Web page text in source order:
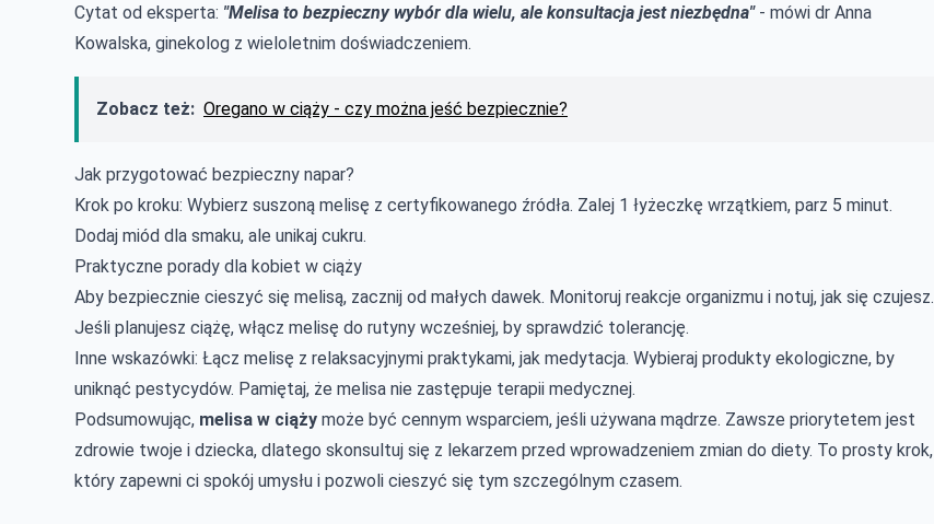
Cytat od eksperta: "Melisa to bezpieczny wybór dla wielu, ale konsultacja jest niezbędna"- mówi dr Anna
Kowalska, ginekolog z wieloletnim doświadczeniem.
Zobacz też: Oregano w ciąży - czy można jeść bezpiecznie?
Jak przygotować bezpieczny napar?
Krok po kroku: Wybierz suszoną melisę z certyfikowanego źródła. Zalej 1 łyżeczkę wrzątkiem, parz 5 minut.
Dodaj miód dla smaku, ale unikaj cukru.
Praktyczne porady dla kobiet w ciąży
Aby bezpiecznie cieszyć się melisą, zacznij od małych dawek. Monitoruj reakcje organizmu i notuj, jak się czujesz.
Jeśli planujesz ciążę, włącz melisę do rutyny wcześniej, by sprawdzić tolerancję.
Inne wskazówki: Łącz melisę z relaksacyjnymi praktykami, jak medytacja. Wybieraj produkty ekologiczne, by
uniknąć pestycydów. Pamiętaj, że melisa nie zastępuje terapii medycznej.
Podsumowując, melisa w ciąży może być cennym wsparciem, jeśli używana mądrze. Zawsze priorytetem jest
zdrowie twoje i dziecka, dlatego skonsultuj się z lekarzem przed wprowadzeniem zmian do diety. To prosty krok,
który zapewni ci spokój umysłu i pozwoli cieszyć się tym szczególnym czasem.